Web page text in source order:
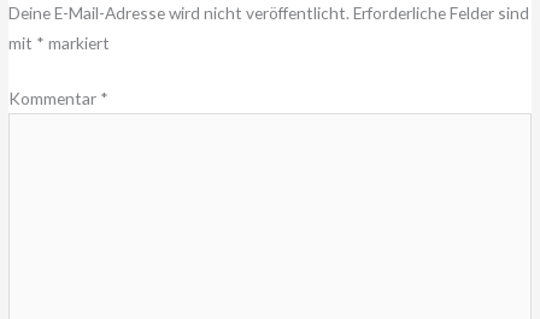
Deine E-Mail-Adresse wird nicht veröffentlicht. Erforderliche Felder sind
mit * markiert
Kommentar *